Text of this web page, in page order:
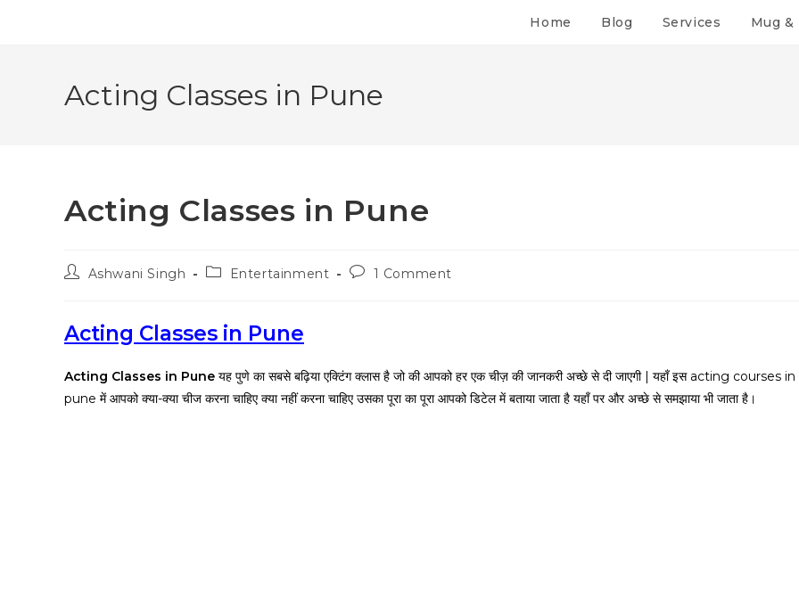
Home Blog Services Mug
Acting Classes in Pune
Acting Classes in Pune
Ashwani Singh Entertainment 1 Comment
Acting Classes in Pune
Acting Classes in Pune यह पुणे का सबसे बढ़िया एक्टिंग क्लास है जो की आपको हर एक चीज़ की जानकरी अच्छे से दी जाएगी | यहाँ इस acting courses in
pune में आपको क्या-क्या चीज करना चाहिए क्या नहीं करना चाहिए उसका पूरा का पूरा आपको डिटेल में बताया जाता है यहाँ पर और अच्छे से समझाया भी जाता है।